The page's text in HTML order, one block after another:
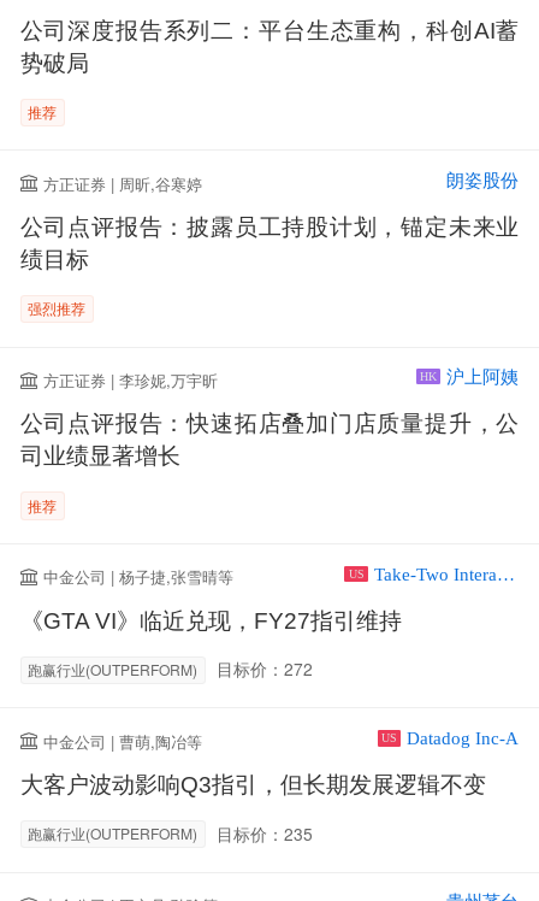
公司深度报告系列二：平台生态重构，科创AI蓄
势破局
推荐
方正证券 | 周昕,谷寒婷 朗姿股份
公司点评报告：披露员工持股计划，锚定未来业
绩目标
强烈推荐
方正证券 | 李珍妮,万宇昕 HK 沪上阿姨
公司点评报告：快速拓店叠加门店质量提升，公
司业绩显著增长
推荐
中金公司 | 杨子捷,张雪晴等 US Take-Two Interactive Software Inc
《GTA VI》临近兑现，FY27指引维持
跑赢行业(OUTPERFORM) 目标价：272
中金公司 | 曹萌,陶冶等 US Datadog Inc-A
大客户波动影响Q3指引，但长期发展逻辑不变
跑赢行业(OUTPERFORM) 目标价：235